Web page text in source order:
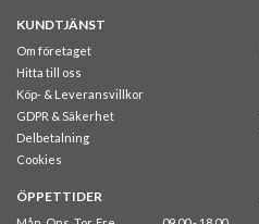
KUNDTJÄNST
Om företaget
Hitta till oss
Köp- & Leveransvillkor
GDPR & Säkerhet
Delbetalning
Cookies
ÖPPETTIDER